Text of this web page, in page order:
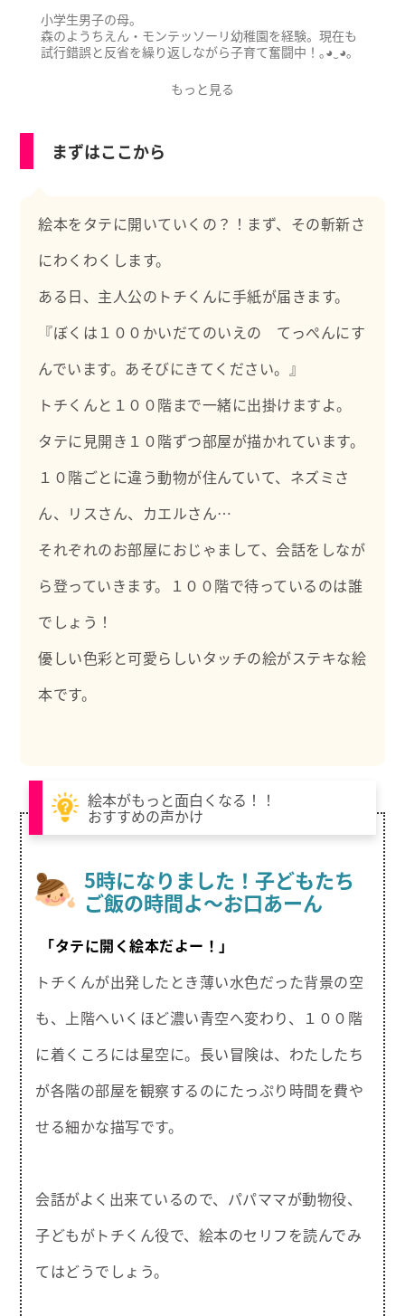
小学生男子の母。
森のようちえん・モンテッソーリ幼稚園を経験。現在も
試行錯誤と反省を繰り返しながら子育て奮闘中！｡⁠◕⁠‿⁠◕⁠｡
もっと見る
まずはここから
絵本をタテに開いていくの？！まず、その斬新さ
にわくわくします。
ある日、主人公のトチくんに手紙が届きます。
『ぼくは１００かいだてのいえの てっぺんにす
んでいます。あそびにきてください。』
トチくんと１００階まで一緒に出掛けますよ。
タテに見開き１０階ずつ部屋が描かれています。
１０階ごとに違う動物が住んていて、ネズミさ
ん、リスさん、カエルさん…
それぞれのお部屋におじゃまして、会話をしなが
ら登っていきます。１００階で待っているのは誰
でしょう！
優しい色彩と可愛らしいタッチの絵がステキな絵
本です。
絵本がもっと面白くなる！！
おすすめの声かけ
5時になりました！子どもたち
ご飯の時間よ～お口あーん
「タテに開く絵本だよー！」
トチくんが出発したとき薄い水色だった背景の空
も、上階へいくほど濃い青空へ変わり、１００階
に着くころには星空に。長い冒険は、わたしたち
が各階の部屋を観察するのにたっぷり時間を費や
せる細かな描写です。
会話がよく出来ているので、パパママが動物役、
子どもがトチくん役で、絵本のセリフを読んでみ
てはどうでしょう。